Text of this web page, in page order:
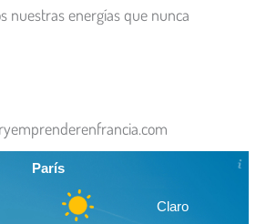
nuestras energías que nunca
París
Claro